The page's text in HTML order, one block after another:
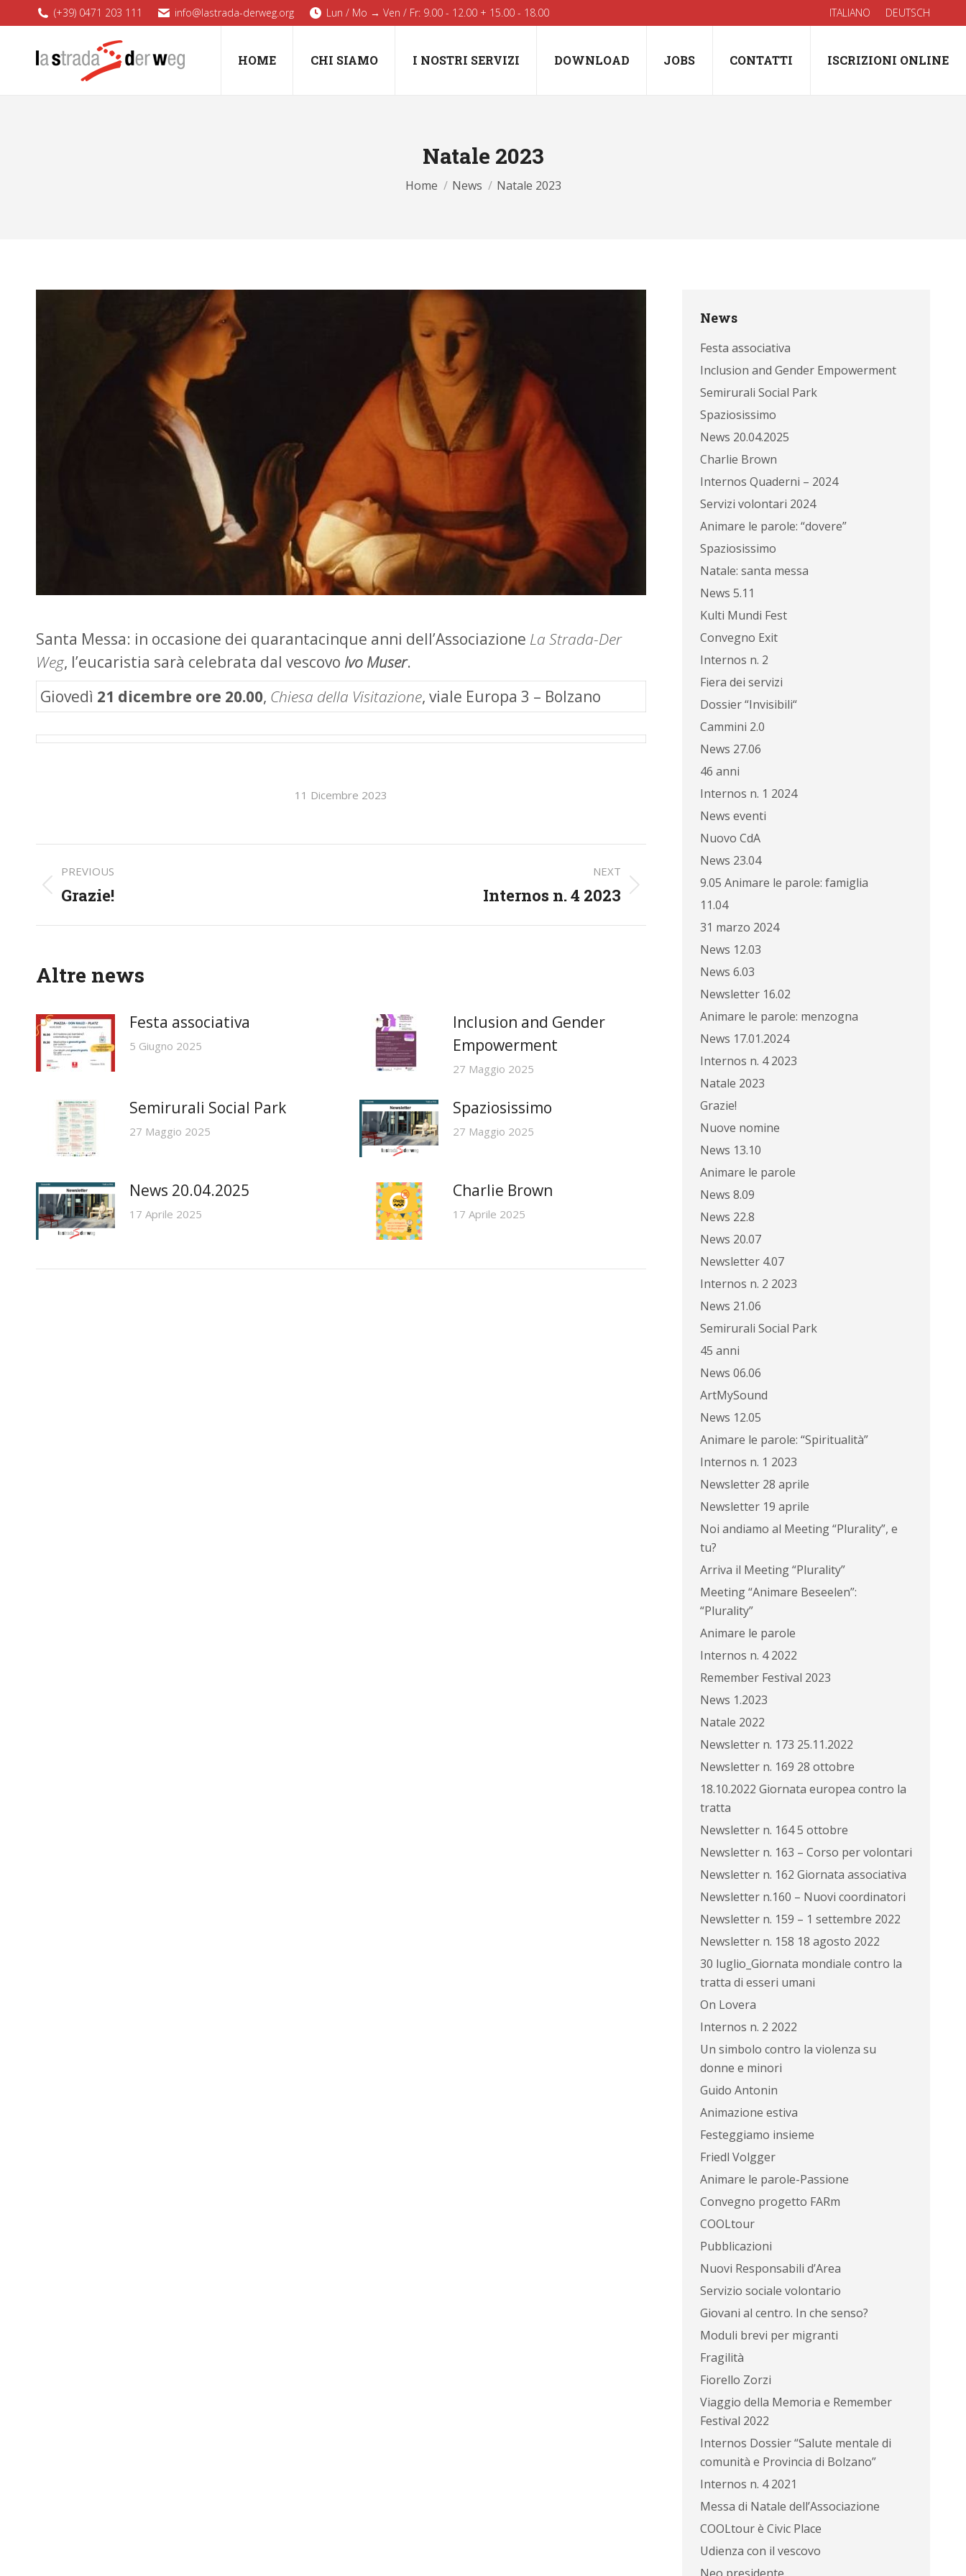
(+39) 0471 203 111 info@lastrada-derweg.org Lun / Mo → Ven / Fr: 9.00 - 12.00 + 15.00 - 18.00 ITALIANO DEUTSCH
HOME CHI SIAMO I NOSTRI SERVIZI DOWNLOAD JOBS CONTATTI ISCRIZIONI ONLINE
Natale 2023
You are here:
Home News Natale 2023
Santa Messa: in occasione dei quarantacinque anni dell’Associazione La Strada-Der
Weg, l’eucaristia sarà celebrata dal vescovo Ivo Muser.
Giovedì 21 dicembre ore 20.00, Chiesa della Visitazione, viale Europa 3 – Bolzano
11 Dicembre 2023
Post
navigation
PREVIOUS
Previous
Grazie!
NEXT
Internos n. 4 2023
Altre news
Festa associativa
5 Giugno 2025
Inclusion and Gender
Empowerment
27 Maggio 2025
Semirurali Social Park
27 Maggio 2025
Spaziosissimo
27 Maggio 2025
News 20.04.2025
17 Aprile 2025
Charlie Brown
17 Aprile 2025
News
Festa associativa
Inclusion and Gender Empowerment
Semirurali Social Park
Spaziosissimo
News 20.04.2025
Charlie Brown
Internos Quaderni – 2024
Servizi volontari 2024
Animare le parole: “dovere”
Spaziosissimo
Natale: santa messa
News 5.11
Kulti Mundi Fest
Convegno Exit
Internos n. 2
Fiera dei servizi
Dossier “Invisibili“
Cammini 2.0
News 27.06
46 anni
Internos n. 1 2024
News eventi
Nuovo CdA
News 23.04
9.05 Animare le parole: famiglia
11.04
31 marzo 2024
News 12.03
News 6.03
Newsletter 16.02
Animare le parole: menzogna
News 17.01.2024
Internos n. 4 2023
Natale 2023
Grazie!
Nuove nomine
News 13.10
Animare le parole
News 8.09
News 22.8
News 20.07
Newsletter 4.07
Internos n. 2 2023
News 21.06
Semirurali Social Park
45 anni
News 06.06
ArtMySound
News 12.05
Animare le parole: “Spiritualità”
Internos n. 1 2023
Newsletter 28 aprile
Newsletter 19 aprile
Noi andiamo al Meeting “Plurality”, e
tu?
Arriva il Meeting “Plurality”
Meeting “Animare Beseelen”:
“Plurality”
Animare le parole
Internos n. 4 2022
Remember Festival 2023
News 1.2023
Natale 2022
Newsletter n. 173 25.11.2022
Newsletter n. 169 28 ottobre
18.10.2022 Giornata europea contro la
tratta
Newsletter n. 164 5 ottobre
Newsletter n. 163 – Corso per volontari
Newsletter n. 162 Giornata associativa
Newsletter n.160 – Nuovi coordinatori
Newsletter n. 159 – 1 settembre 2022
Newsletter n. 158 18 agosto 2022
30 luglio_Giornata mondiale contro la
tratta di esseri umani
On Lovera
Internos n. 2 2022
Un simbolo contro la violenza su
donne e minori
Guido Antonin
Animazione estiva
Festeggiamo insieme
Friedl Volgger
Animare le parole-Passione
Convegno progetto FARm
COOLtour
Pubblicazioni
Nuovi Responsabili d’Area
Servizio sociale volontario
Giovani al centro. In che senso?
Moduli brevi per migranti
Fragilità
Fiorello Zorzi
Viaggio della Memoria e Remember
Festival 2022
Internos Dossier “Salute mentale di
comunità e Provincia di Bolzano”
Internos n. 4 2021
Messa di Natale dell’Associazione
COOLtour è Civic Place
Udienza con il vescovo